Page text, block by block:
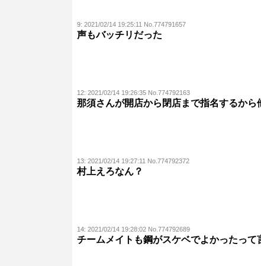
9: 2021/02/14 19:25:11 No.774791657
声もバッチリだった
12: 2021/02/14 19:26:35 No.774792163
那須さんが開店から閉店まで指名するから
13: 2021/02/14 19:27:11 No.774792372
村上えろなん？
14: 2021/02/14 19:28:02 No.774792689
チームメイトも鋼がスケベでよかったって